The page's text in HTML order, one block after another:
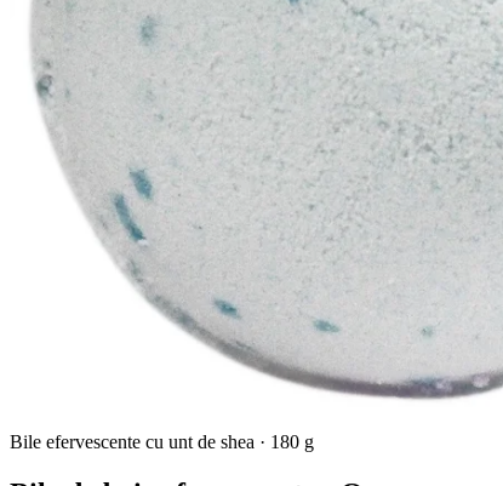
Bile efervescente cu unt de shea · 180 g